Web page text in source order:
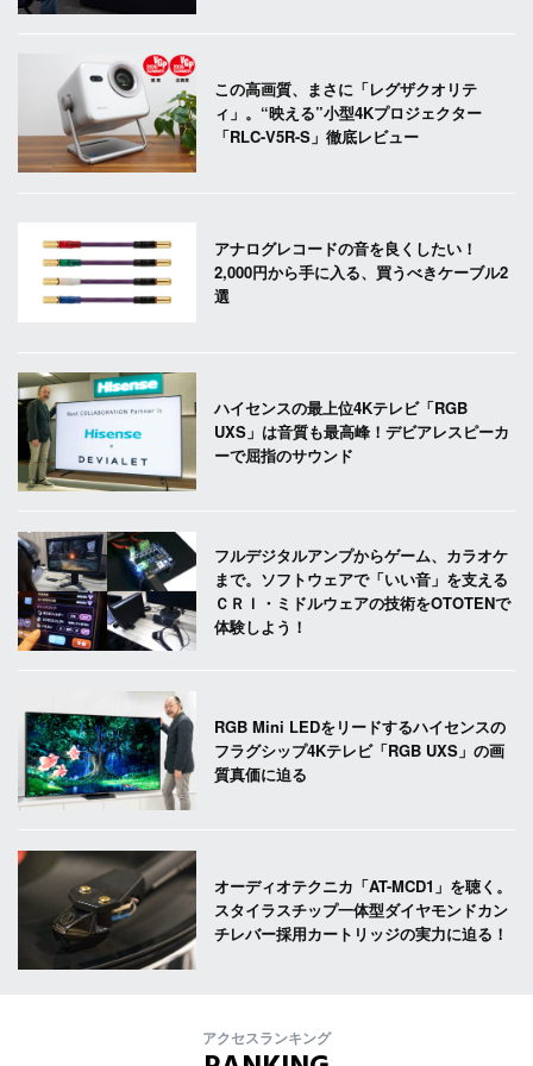
この高画質、まさに「レグザクオリテ
ィ」。“映える”小型4Kプロジェクター
「RLC-V5R-S」徹底レビュー
アナログレコードの音を良くしたい！
2,000円から手に入る、買うべきケーブル2
選
ハイセンスの最上位4Kテレビ「RGB
UXS」は音質も最高峰！デビアレスピーカ
ーで屈指のサウンド
フルデジタルアンプからゲーム、カラオケ
まで。ソフトウェアで「いい音」を支える
ＣＲＩ・ミドルウェアの技術をOTOTENで
体験しよう！
RGB Mini LEDをリードするハイセンスの
フラグシップ4Kテレビ「RGB UXS」の画
質真価に迫る
オーディオテクニカ「AT-MCD1」を聴く。
スタイラスチップ一体型ダイヤモンドカン
チレバー採用カートリッジの実力に迫る！
アクセスランキング